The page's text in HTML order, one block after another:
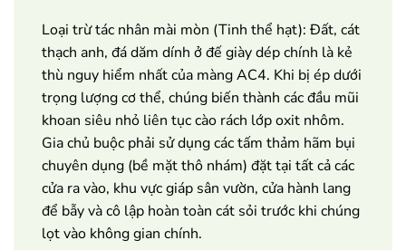
Loại trừ tác nhân mài mòn (Tinh thể hạt): Đất, cát
thạch anh, đá dăm dính ở đế giày dép chính là kẻ
thù nguy hiểm nhất của màng AC4. Khi bị ép dưới
trọng lượng cơ thể, chúng biến thành các đầu mũi
khoan siêu nhỏ liên tục cào rách lớp oxit nhôm.
Gia chủ buộc phải sử dụng các tấm thảm hãm bụi
chuyên dụng (bề mặt thô nhám) đặt tại tất cả các
cửa ra vào, khu vực giáp sân vườn, cửa hành lang
để bẫy và cô lập hoàn toàn cát sỏi trước khi chúng
lọt vào không gian chính.